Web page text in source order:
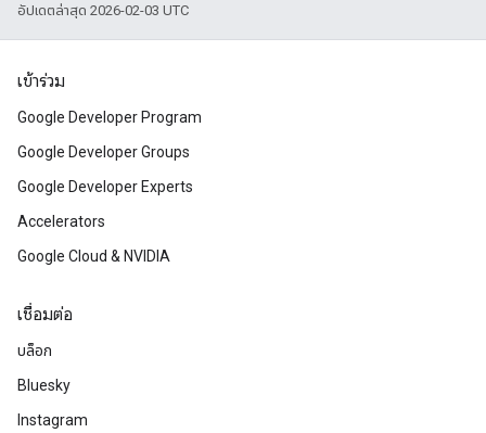
อัปเดตล่าสุด 2026-02-03 UTC
เข้าร่วม
Google Developer Program
Google Developer Groups
Google Developer Experts
Accelerators
Google Cloud & NVIDIA
เชื่อมต่อ
บล็อก
Bluesky
Instagram